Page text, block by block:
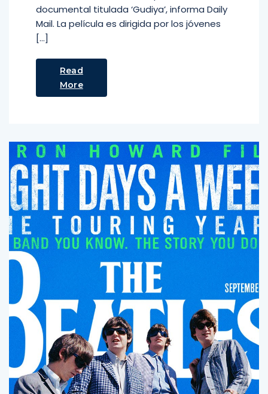
documental titulada ‘Gudiya’, informa Daily
Mail. La película es dirigida por los jóvenes
[…]
Read
More